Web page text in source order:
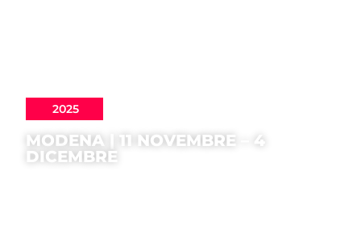
2025
MODENA | 11 NOVEMBRE – 4
DICEMBRE